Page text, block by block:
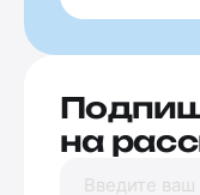
на